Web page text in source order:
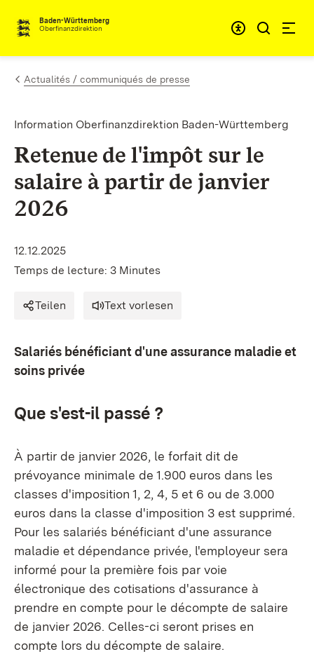
Passer au contenu
Baden-Württemberg
Oberfinanzdirektion
Actualités / communiqués de presse
Information Oberfinanzdirektion Baden-Württemberg
Retenue de l'impôt sur le
salaire à partir de janvier
2026
12.12.2025
Temps de lecture: 3 Minutes
Teilen Text vorlesen
Salariés bénéficiant d'une assurance maladie et
soins privée
Que s'est-il passé ?
À partir de janvier 2026, le forfait dit de
prévoyance minimale de 1.900 euros dans les
classes d'imposition 1, 2, 4, 5 et 6 ou de 3.000
euros dans la classe d'imposition 3 est supprimé.
Pour les salariés bénéficiant d'une assurance
maladie et dépendance privée, l'employeur sera
informé pour la première fois par voie
électronique des cotisations d'assurance à
prendre en compte pour le décompte de salaire
de janvier 2026. Celles-ci seront prises en
compte lors du décompte de salaire.